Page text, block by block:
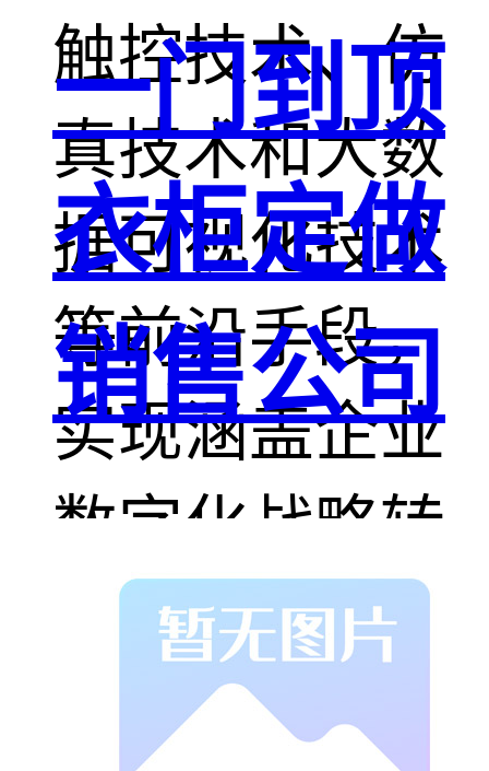
触控技术、仿
真技术和大数
据可视化技术
等前沿手段，
实现涵盖企业
数字化战略转
型、全面预算
管理、智能生
一门到顶
衣柜定做
销售公司